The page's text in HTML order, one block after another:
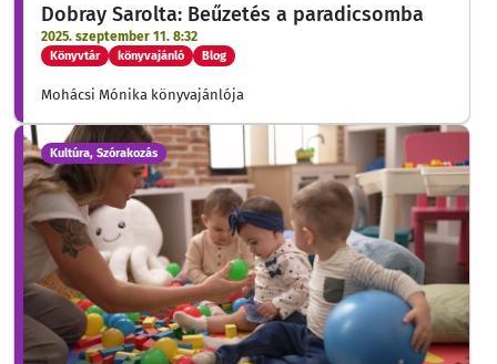
Dobray Sarolta: Beűzetés a paradicsomba
2025. szeptember 11. 8:32
Könyvtár könyvajánló Blog
Mohácsi Mónika könyvajánlója
Kultúra, Szórakozás